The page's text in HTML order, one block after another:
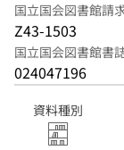
国立国会図書館請
Z43-1503
国立国会図書館書
024047196
資料種別